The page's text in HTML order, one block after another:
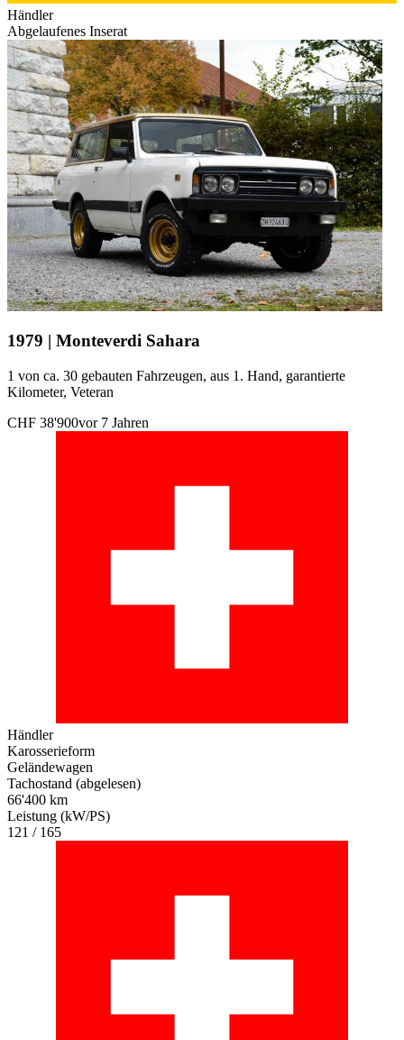
Händler
Abgelaufenes Inserat
1979 | Monteverdi Sahara
1 von ca. 30 gebauten Fahrzeugen, aus 1. Hand, garantierte
Kilometer, Veteran
CHF 38'900vor 7 Jahren
Händler
Karosserieform
Geländewagen
Tachostand (abgelesen)
66'400 km
Leistung (kW/PS)
121 / 165